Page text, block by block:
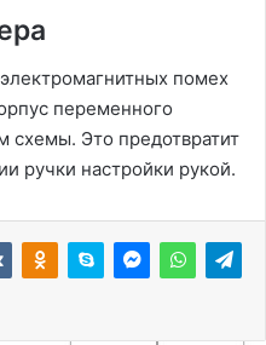
помех
переменного
схемы. Это предотвратит
ручки настройки рукой.